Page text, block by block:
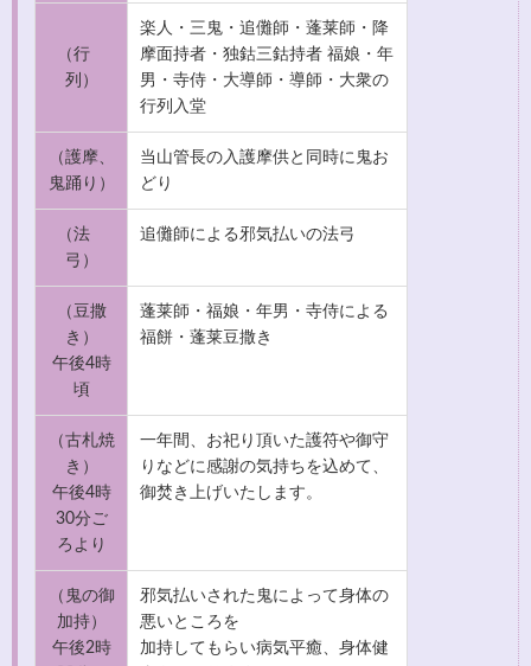
（行
列）
楽人・三鬼・追儺師・蓬莱師・降
摩面持者・独鈷三鈷持者 福娘・年
男・寺侍・大導師・導師・大衆の
行列入堂
（護摩、
鬼踊り）
当山管長の入護摩供と同時に鬼お
どり
（法
弓）
追儺師による邪気払いの法弓
（豆撒
き）
午後4時
頃
蓬莱師・福娘・年男・寺侍による
福餅・蓬莱豆撒き
（古札焼
き）
午後4時
30分ご
ろより
一年間、お祀り頂いた護符や御守
りなどに感謝の気持ちを込めて、
御焚き上げいたします。
（鬼の御
加持）
午後2時
邪気払いされた鬼によって身体の
悪いところを
加持してもらい病気平癒、身体健